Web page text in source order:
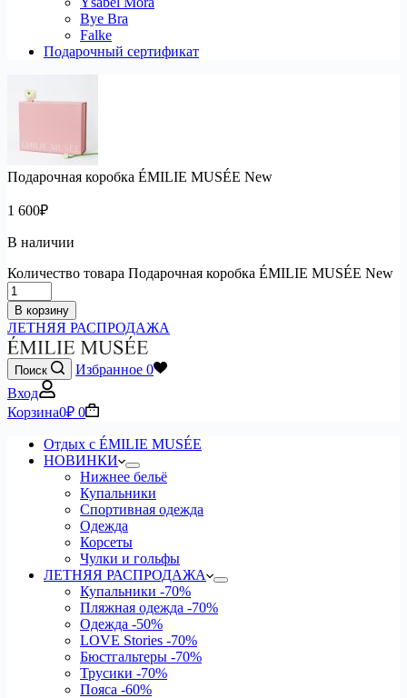
Bye Bra
Falke
Подарочный сертификат
Подарочная коробка ÉMILIE MUSÉE New
1 600₽
В наличии
Количество товара Подарочная коробка ÉMILIE MUSÉE New
В корзину
ЛЕТНЯЯ РАСПРОДАЖА
Поиск Избранное 0
Вход
Корзина0₽ 0
Отдых с ÉMILIE MUSÉE
НОВИНКИ
Нижнее бельё
Купальники
Спортивная одежда
Одежда
Корсеты
Чулки и гольфы
ЛЕТНЯЯ РАСПРОДАЖА
Купальники -70%
Пляжная одежда -70%
Одежда -50%
LOVE Stories -70%
Бюстгальтеры -70%
Трусики -70%
Пояса -60%